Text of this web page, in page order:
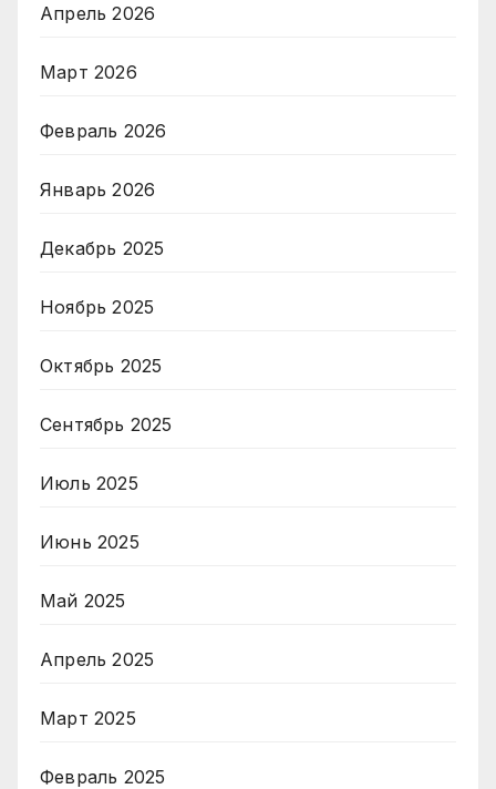
Апрель 2026
Март 2026
Февраль 2026
Январь 2026
Декабрь 2025
Ноябрь 2025
Октябрь 2025
Сентябрь 2025
Июль 2025
Июнь 2025
Май 2025
Апрель 2025
Март 2025
Февраль 2025